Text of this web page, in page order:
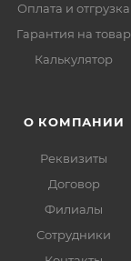
Оплата и отгрузка
Гарантия на товар
Калькулятор
О КОМПАНИИ
Реквизиты
Договор
Филиалы
Сотрудники